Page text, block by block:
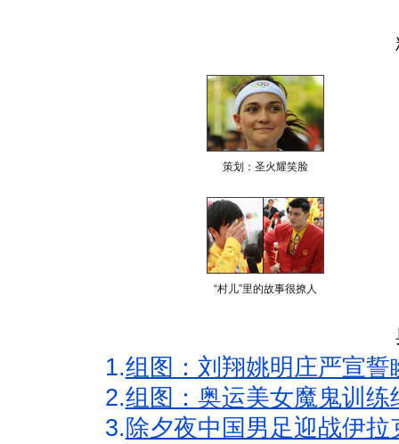
策划：圣火耀笑脸
“村儿”里的故事很撩人
1.组图：刘翔姚明庄严宣
2.组图：奥运美女魔鬼训
3. 除夕夜中国男足迎战伊